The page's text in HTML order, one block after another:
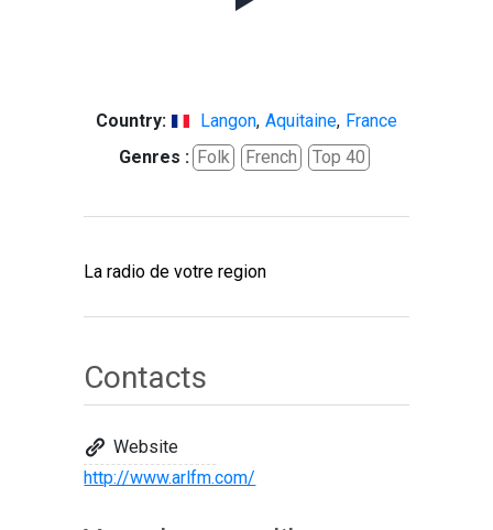
Country: Langon, Aquitaine, France
Genres : Folk French Top 40
La radio de votre region
Contacts
Website
http://www.arlfm.com/